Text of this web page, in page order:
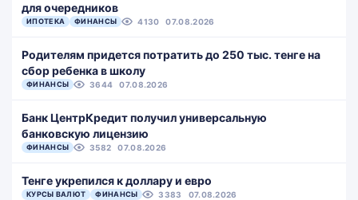
для очередников
ИПОТЕКА ФИНАНСЫ 4130 07.08.2026
Родителям придется потратить до 250 тыс. тенге на
сбор ребенка в школу
ФИНАНСЫ 3644 07.08.2026
Банк ЦентрКредит получил универсальную
банковскую лицензию
ФИНАНСЫ 3582 07.08.2026
Тенге укрепился к доллару и евро
КУРСЫ ВАЛЮТ ФИНАНСЫ 3383 07.08.2026